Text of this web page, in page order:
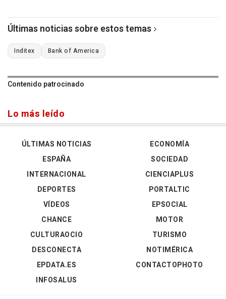
Últimas noticias sobre estos temas
Inditex Bank of America
Contenido patrocinado
Lo más leído
ÚLTIMAS NOTICIAS
ESPAÑA
INTERNACIONAL
DEPORTES
VÍDEOS
ECONOMÍA
SOCIEDAD
CIENCIAPLUS
PORTALTIC
EPSOCIAL
CHANCE
CULTURAOCIO
DESCONECTA
EPDATA.ES
INFOSALUS
MOTOR
TURISMO
NOTIMÉRICA
CONTACTOPHOTO